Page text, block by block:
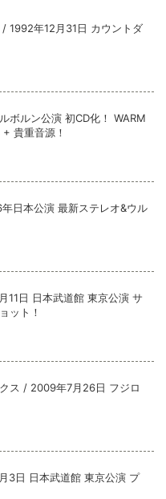
AM RING 公演 FHD 完
英国シェフィールド公演 完
公演 FHD 完全収録！
ド州 2公演 SBD 完全収録！
1992年12月31日 カウントダ
ボルン公演 初CD化！ WARM
貴重音源！
日本公演 最新ステレオ&ウル
11日 日本武道館 東京公演 サ
ット！
ス / 2009年7月26日 フジロ
3日 日本武道館 東京公演 プ